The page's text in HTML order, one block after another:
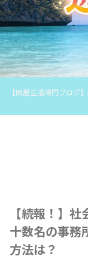
【同居生活専門ブログ
【続報！】
十数名の事務
方法は？